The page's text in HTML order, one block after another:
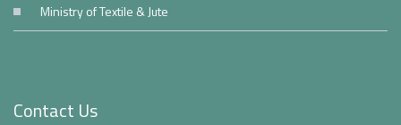
Ministry of Textile & Jute
Contact Us